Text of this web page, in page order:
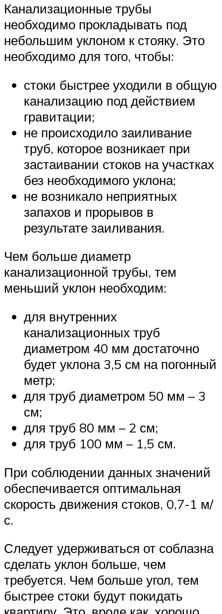
Канализационные трубы
необходимо прокладывать под
небольшим уклоном к стояку. Это
необходимо для того, чтобы:
стоки быстрее уходили в общую
канализацию под действием
гравитации;
не происходило заиливание
труб, которое возникает при
застаивании стоков на участках
без необходимого уклона;
не возникало неприятных
запахов и прорывов в
результате заиливания.
Чем больше диаметр
канализационной трубы, тем
меньший уклон необходим:
для внутренних
канализационных труб
диаметром 40 мм достаточно
будет уклона 3,5 см на погонный
метр;
для труб диаметром 50 мм – 3
см;
для труб 80 мм – 2 см;
для труб 100 мм – 1,5 см.
При соблюдении данных значений
обеспечивается оптимальная
скорость движения стоков, 0,7-1 м/
с.
Следует удерживаться от соблазна
сделать уклон больше, чем
требуется. Чем больше угол, тем
быстрее стоки будут покидать